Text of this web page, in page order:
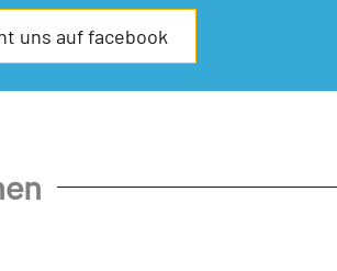
uns auf facebook